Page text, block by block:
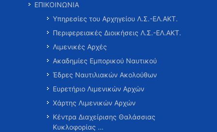
ΕΠΙΚΟΙΝΩΝΙΑ
Υπηρεσίες του Αρχηγείου Λ.Σ.-ΕΛ.ΑΚΤ.
Περιφερειακές Διοικήσεις Λ.Σ.-ΕΛ.ΑΚΤ.
Λιμενικές Αρχές
Ακαδημίες Εμπορικού Ναυτικού
Έδρες Ναυτιλιακών Ακολούθων
Ευρετήριο Λιμενικών Αρχών
Χάρτης Λιμενικών Αρχών
Κέντρα Διαχείρισης Θαλάσσιας
Κυκλοφορίας …